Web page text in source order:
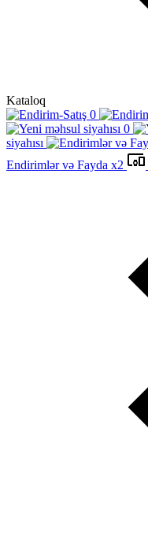
Kataloq
siyahısı
Endirimlər və Fayda x2